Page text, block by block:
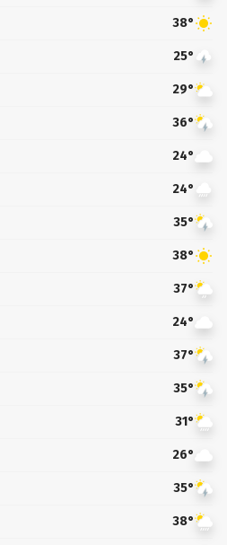
38°
25°
29°
36°
24°
24°
35°
38°
37°
24°
37°
35°
31°
26°
35°
38°